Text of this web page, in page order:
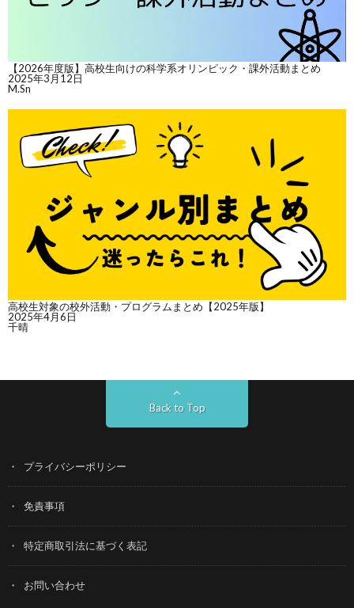
【2026年度版】高校生向けの科学系オリンピック・課外活動まとめ
2025年3月12日
M.Sn
高校生対象の校外活動・プログラムまとめ【2025年版】
2025年4月6日
千晴
Back to Top
プライバシーポリシー
免責事項
特定商取引法に基づく表記
お問い合わせ